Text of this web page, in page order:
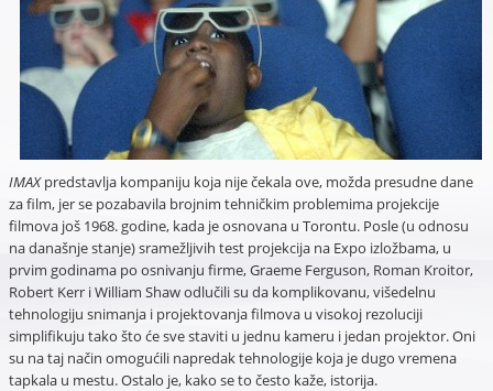
IMAXpredstavlja kompaniju koja nije čekala ove, možda presudne dane
za film, jer se pozabavila brojnim tehničkim problemima projekcije
filmova još 1968. godine, kada je osnovana u Torontu. Posle (u odnosu
na današnje stanje) sramežljivih test projekcija na Expo izložbama, u
prvim godinama po osnivanju firme, Graeme Ferguson, Roman Kroitor,
Robert Kerr i William Shaw odlučili su da komplikovanu, višedelnu
tehnologiju snimanja i projektovanja filmova u visokoj rezoluciji
simplifikuju tako što će sve staviti u jednu kameru i jedan projektor. Oni
su na taj način omogućili napredak tehnologije koja je dugo vremena
tapkala u mestu. Ostalo je, kako se to često kaže, istorija.